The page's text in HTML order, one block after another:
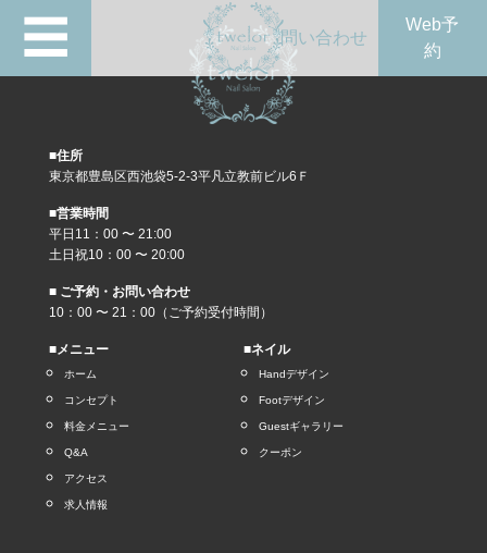
☰ 問い合わせ
Web予
約
■住所
東京都豊島区西池袋5-2-3平凡立教前ビル6Ｆ
■営業時間
平日11：00 〜 21:00
土日祝10：00 〜 20:00
■ ご予約・お問い合わせ
10：00 〜 21：00（ご予約受付時間）
■メニュー
ホーム
コンセプト
料金メニュー
Q&A
アクセス
求人情報
■ネイル
Handデザイン
Footデザイン
Guestギャラリー
クーポン